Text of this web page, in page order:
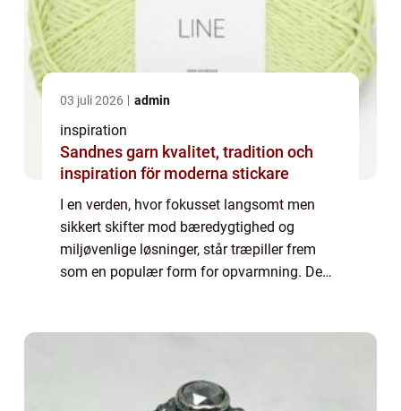
03 juli 2026 admin
inspiration
Sandnes garn kvalitet, tradition och
inspiration för moderna stickare
I en verden, hvor fokusset langsomt men
sikkert skifter mod bæredygtighed og
miljøvenlige løsninger, står træpiller frem
som en populær form for opvarmning. De